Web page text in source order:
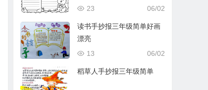
06/02
23
读书手抄报三年级简单好画
漂亮
06/02
13
稻草人手抄报三年级简单